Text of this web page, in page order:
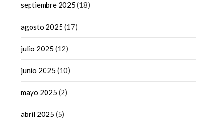
septiembre 2025 (18)
agosto 2025 (17)
julio 2025 (12)
junio 2025 (10)
mayo 2025 (2)
abril 2025 (5)